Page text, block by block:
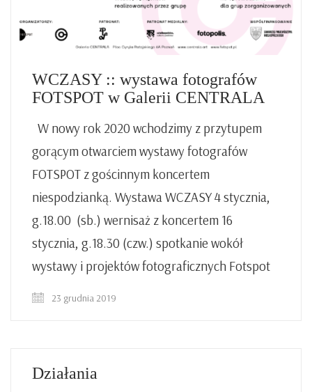
WCZASY :: wystawa fotografów
FOTSPOT w Galerii CENTRALA
W nowy rok 2020 wchodzimy z przytupem
gorącym otwarciem wystawy fotografów
FOTSPOT z gościnnym koncertem
niespodzianką. Wystawa WCZASY 4 stycznia,
g.18.00 (sb.) wernisaż z koncertem 16
stycznia, g.18.30 (czw.) spotkanie wokół
wystawy i projektów fotograficznych Fotspot
23 grudnia 2019
Działania